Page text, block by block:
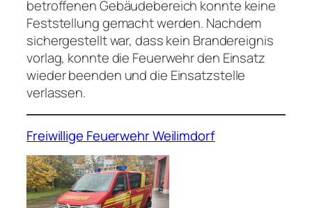
betroffenen Gebäudebereich konnte keine
Feststellung gemacht werden. Nachdem
sichergestellt war, dass kein Brandereignis
vorlag, konnte die Feuerwehr den Einsatz
wieder beenden und die Einsatzstelle
verlassen.
Freiwillige Feuerwehr Weilimdorf